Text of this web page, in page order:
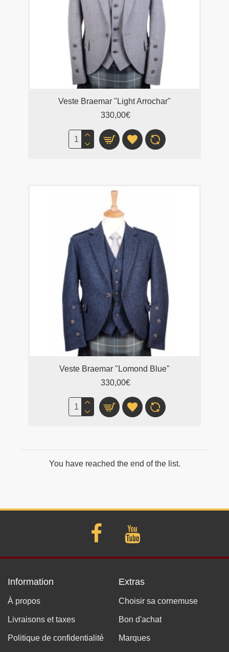
Veste Braemar "Light Arrochar"
330,00€
Veste Braemar "Lomond Blue"
330,00€
You have reached the end of the list.
Information
À propos
Livraisons et taxes
Politique de confidentialité
Extras
Choisir sa cornemuse
Bon d'achat
Marques